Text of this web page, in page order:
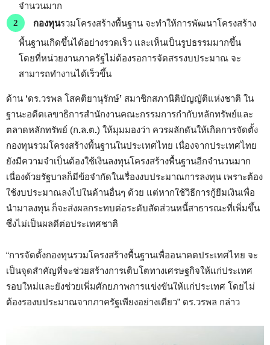
จำนวนมาก
กองทุนรวมโครงสร้างพื้นฐาน จะทำให้การพัฒนาโครงสร้าง
พื้นฐานเกิดขึ้นได้อย่างรวดเร็ว และเห็นเป็นรูปธรรมมากขึ้น
โดยที่หน่วยงานภาครัฐไม่ต้องรอการจัดสรรงบประมาณ จะ
สามารถทำงานได้เร็วขึ้น
ด้าน ‘ดร.วรพล โสคติยานุรักษ์’ สมาชิกสภานิติบัญญัติแห่งชาติ ใน
ฐานะอดีตเลขาธิการสำนักงานคณะกรรมการกำกับหลักทรัพย์และ
ตลาดหลักทรัพย์ (ก.ล.ต.) ให้มุมมองว่า ควรผลักดันให้เกิดการจัดตั้ง
กองทุนรวมโครงสร้างพื้นฐานในประเทศไทย เนื่องจากประเทศไทย
ยังมีความจำเป็นต้องใช้เงินลงทุนโครงสร้างพื้นฐานอีกจำนวนมาก
เนื่องด้วยรัฐบาลก็มีข้อจำกัดในเรื่องงบประมาณการลงทุน เพราะต้อง
ใช้งบประมาณลงไปในด้านอื่นๆ ด้วย แต่หากใช้วิธีการกู้ยืมเงินเพื่อ
นำมาลงทุน ก็จะส่งผลกระทบต่อระดับสัดส่วนหนี้สาธารณะที่เพิ่มขึ้น
ซึ่งไม่เป็นผลดีต่อประเทศชาติ
“การจัดตั้งกองทุนรวมโครงสร้างพื้นฐานเพื่ออนาคตประเทศไทย จะ
เป็นจุดสำคัญที่จะช่วยสร้างการเติบโตทางเศรษฐกิจให้แก่ประเทศ
รอบใหม่และยังช่วยเพิ่มศักยภาพการแข่งขันให้แก่ประเทศ โดยไม่
ต้องรองบประมาณจากภาครัฐเพียงอย่างเดียว” ดร.วรพล กล่าว